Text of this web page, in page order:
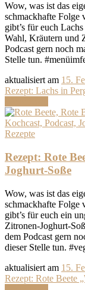
Wow, was ist das
schmackhafte Folge
gibt’s für euch
Wahl, Kräutern und
Podcast gern noch
Stelle tun.
aktualisiert am 15.
Rezept: Lachs in
Rezepte
Rezept: Rote
Joghurt-Soße
Wow, was ist das
schmackhafte Folge
gibt’s für euch ein
Zitronen-Joghurt-
dem Podcast gern
dieser Stelle tun.
aktualisiert am 15.
Rezept: Rote Beete